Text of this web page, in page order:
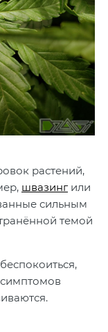
растений,
швазинг или
сильным
темой